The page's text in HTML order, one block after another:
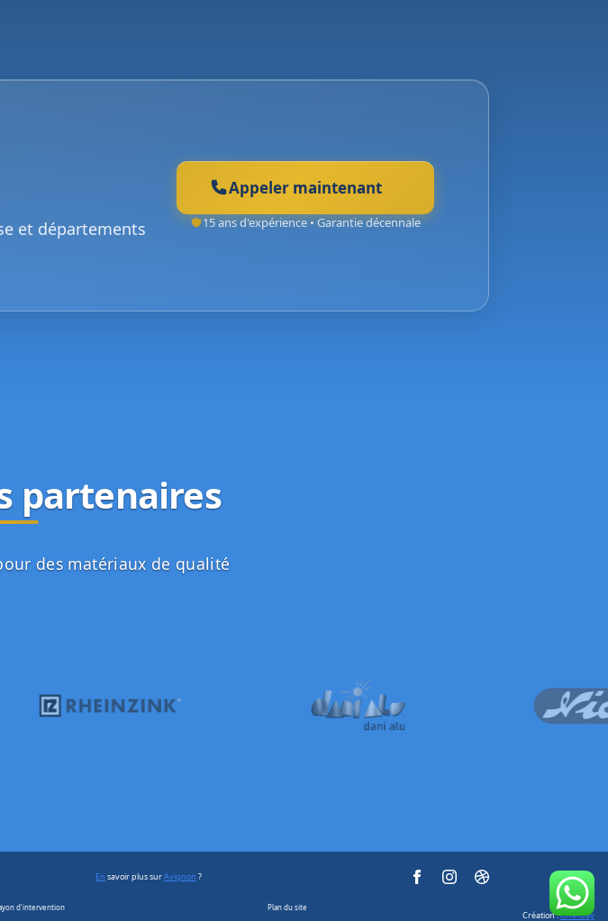
et départements
Appeler maintenant
15 ans d'expérience • Garantie décennale
partenaires
des matériaux de qualité
En savoir plus surAvignon ?
d'intervention Plan du site
Création :One-Day